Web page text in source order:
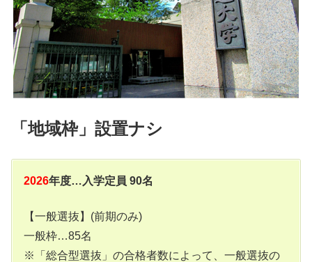
「地域枠」設置ナシ
2026年度…入学定員 90名
【一般選抜】(前期のみ)
一般枠…85名
※「総合型選抜」の合格者数によって、一般選抜の